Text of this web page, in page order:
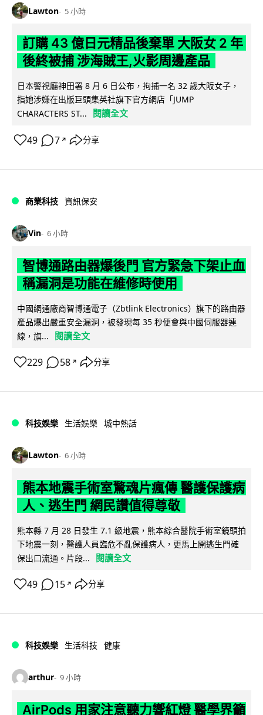
Lawton 5 小時
訂購 43 億日元精品後棄單 大阪女 2 年
後終被捕 涉海賊王,火影周邊產品
日本警視廳神田署 8 月 6 日公布，拘捕一名 32 歲大阪女子，
指她涉嫌在出版巨頭集英社旗下官方網店「JUMP
CHARACTERS ST...
閱讀全文
49 7 ↗ 分享
商業科技 資訊保安
Vin 6 小時
智博通路由器爆後門 官方緊急下架止血
稱漏洞是功能在維修時使用
中國網通廠商智博通電子（Zbtlink Electronics）旗下的路由器
產品爆出嚴重安全漏洞，被發現每 35 秒便會與中國伺服器連
線，旗...
閱讀全文
229 58 ↗ 分享
科技娛樂 生活娛樂 城中熱話
Lawton 6 小時
熊本地震手術室驚魂片瘋傳 醫護保護病
人、逃生門 網民讚值得尊敬
熊本縣 7 月 28 日發生 7.1 級地震，熊本綜合醫院手術室鏡頭拍
下地震一刻，醫護人員臨危不亂保護病人，更馬上開逃生門確
保出口流通。片段...
閱讀全文
49 15 ↗ 分享
科技娛樂 生活科技 健康
arthur 9 小時
AirPods 用家注意聽力響紅燈 醫學界籲